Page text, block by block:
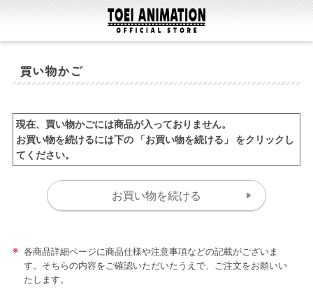
買い物かご
現在、買い物かごには商品が入っておりません。
お買い物を続けるには下の 「お買い物を続ける」 をクリックし
てください。
※ 各商品詳細ページに商品仕様や注意事項などの記載がございま
す。そちらの内容をご確認いただいたうえで、ご注文をお願いい
たします。